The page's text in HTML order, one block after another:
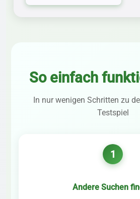
So einfach
In nur wenigen Schritten zu
Testspiel
1
Andere Suchen